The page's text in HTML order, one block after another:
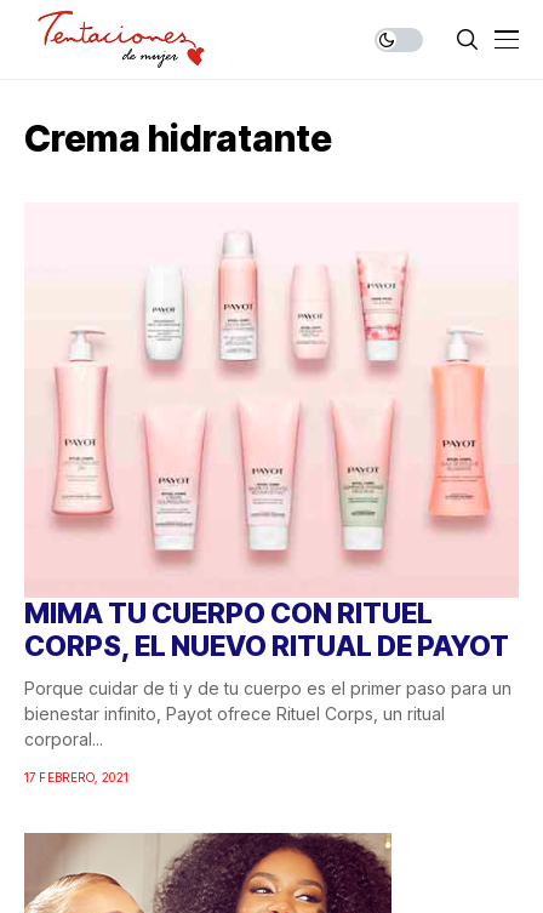
Crema hidratante
MIMA TU CUERPO CON RITUEL
CORPS, EL NUEVO RITUAL DE PAYOT
Porque cuidar de ti y de tu cuerpo es el primer paso para un
bienestar infinito, Payot ofrece Rituel Corps, un ritual
corporal...
17 FEBRERO, 2021